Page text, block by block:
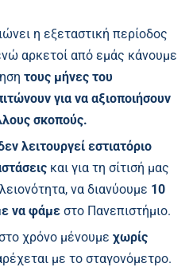
η εξεταστική περίοδος
αρκετοί από εμάς κάνουμε
τους μήνες του
για να αξιοποιήσουν
σκοπούς.
λειτουργεί εστιατόριο
και για τη σίτισή μας
να διανύουμε 10
να φάμε στο Πανεπιστήμιο.
χρόνο μένουμε χωρίς
με το σταγονόμετρο.